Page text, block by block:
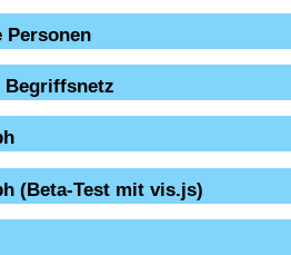
Personen
(Beta-Test mit vis.js)